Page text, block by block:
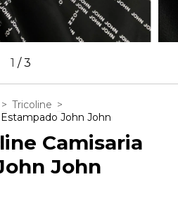
1 /3
> Tricoline >
John John
Camisaria
John